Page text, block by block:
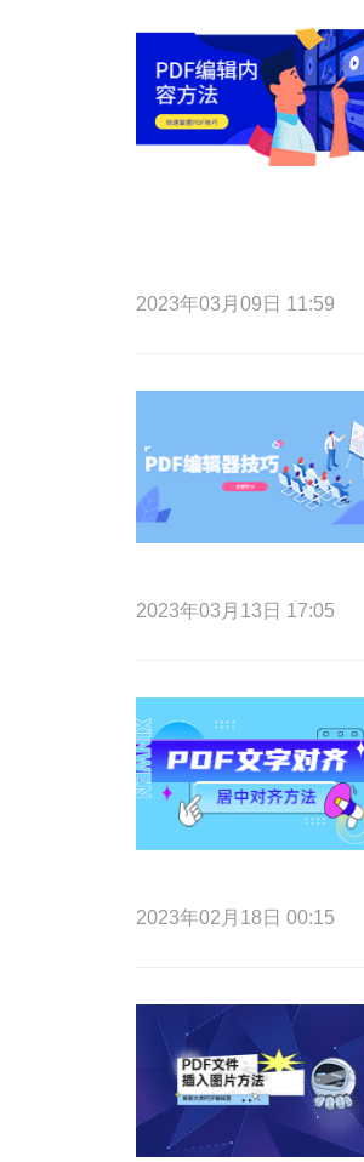
2023年03月09日 11:59
2023年03月13日 17:05
2023年02月18日 00:15